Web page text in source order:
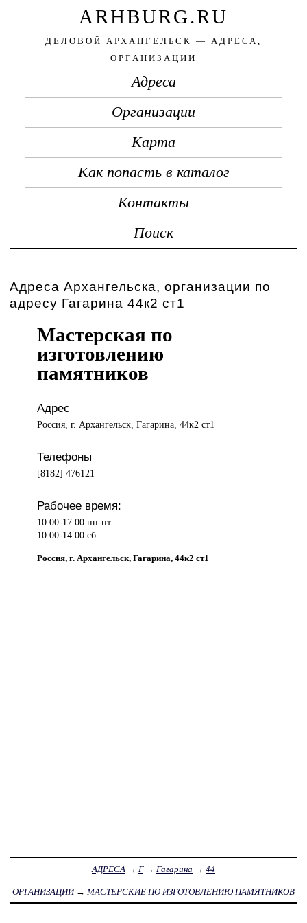
ARHBURG.RU
ДЕЛОВОЙ АРХАНГЕЛЬСК — АДРЕСА,
ОРГАНИЗАЦИИ
Адреса
Организации
Карта
Как попасть в каталог
Контакты
Поиск
Адреса Архангельска, организации по
адресу Гагарина 44к2 ст1
Мастерская по
изготовлению
памятников
Адрес
Россия, г. Архангельск, Гагарина, 44к2 ст1
Телефоны
[8182] 476121
Рабочее время:
10:00-17:00 пн-пт
10:00-14:00 сб
Россия, г. Архангельск, Гагарина, 44к2 ст1
АДРЕСА → Г→ Гагарина → 44
ОРГАНИЗАЦИИ→ МАСТЕРСКИЕ ПО ИЗГОТОВЛЕНИЮ ПАМЯТНИКОВ